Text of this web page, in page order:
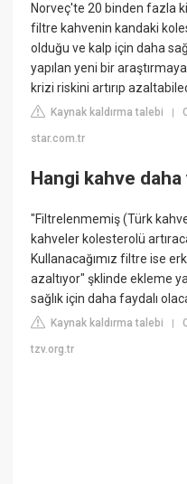
Norveç'te 20 binden fazla
filtre kahvenin kandaki
olduğu ve kalp için daha
yapılan yeni bir
krizi riskini artırıp
Kaynak kaldırma talebi |
star.com.tr
Hangi kahve daha
"Filtrelenmemiş (Türk
kahveler kolesterolü
Kullanacağımız filtre ise
azaltıyor" şklinde ekleme
sağlık için daha faydalı
Kaynak kaldırma talebi |
tzv.org.tr